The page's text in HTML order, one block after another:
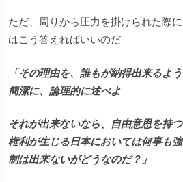
ただ、周りから圧力を掛けられた際に
はこう答えればいいのだ
「その理由を、誰もが納得出来るよう
簡潔に、論理的に述べよ
それが出来ないなら、自由意思を持つ
権利が生じる日本においては何事も強
制は出来ないがどうなのだ？」